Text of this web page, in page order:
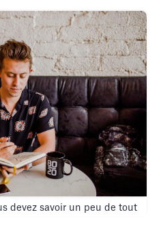
devez savoir un peu de tout